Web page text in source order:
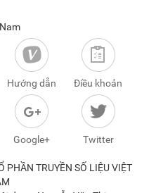
Hướng dẫn Điều khoản
Google+ Twitter
PHẦN TRUYỀN SỐ LIỆU VIỆT